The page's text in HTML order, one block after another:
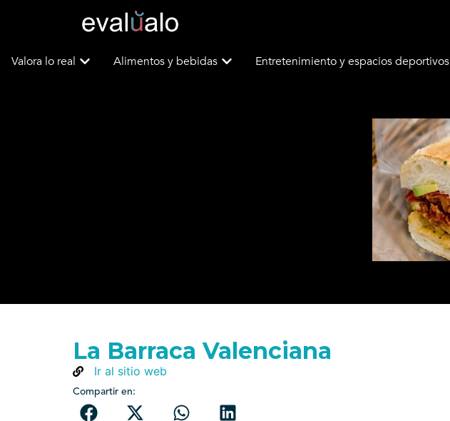
Valora lo real Alimentos y bebidas Entretenimiento y espacios deportivos
La Barraca Valenciana
Ir al sitio web
Compartir en: